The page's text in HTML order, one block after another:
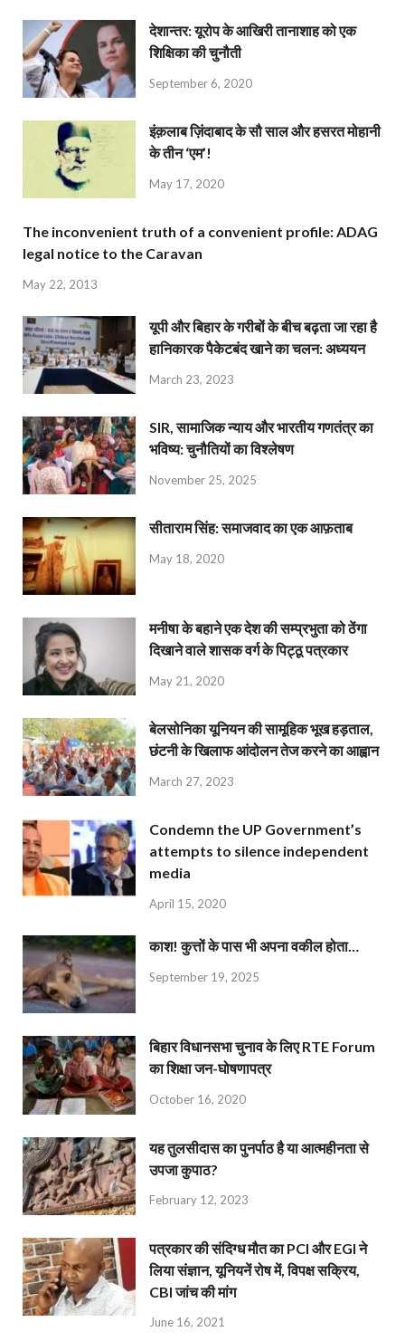
देशान्‍तर: यूरोप के आखिरी तानाशाह को एक
शिक्षिका की चुनौती
September 6, 2020
इंक़लाब ज़िंदाबाद के सौ साल और हसरत मोहानी
के तीन ‘एम’!
May 17, 2020
The inconvenient truth of a convenient profile: ADAG
legal notice to the Caravan
May 22, 2013
यूपी और बिहार के गरीबों के बीच बढ़ता जा रहा है
हानिकारक पैकेटबंद खाने का चलन: अध्ययन
March 23, 2023
SIR, सामाजिक न्याय और भारतीय गणतंत्र का
भविष्य: चुनौतियों का विश्लेषण
November 25, 2025
सीताराम सिंह: समाजवाद का एक आफ़ताब
May 18, 2020
मनीषा के बहाने एक देश की सम्प्रभुता को ठेंगा
दिखाने वाले शासक वर्ग के पिट्ठू पत्रकार
May 21, 2020
बेलसोनिका यूनियन की सामूहिक भूख हड़ताल,
छंटनी के खिलाफ आंदोलन तेज करने का आह्वान
March 27, 2023
Condemn the UP Government’s
attempts to silence independent
media
April 15, 2020
काश! कुत्तों के पास भी अपना वकील होता…
September 19, 2025
बिहार विधानसभा चुनाव के लिए RTE Forum
का शिक्षा जन-घोषणापत्र
October 16, 2020
यह तुलसीदास का पुनर्पाठ है या आत्महीनता से
उपजा कुपाठ?
February 12, 2023
पत्रकार की संदिग्ध मौत का PCI और EGI ने
लिया संज्ञान, यूनियनें रोष में, विपक्ष सक्रिय,
CBI जांच की मांग
June 16, 2021